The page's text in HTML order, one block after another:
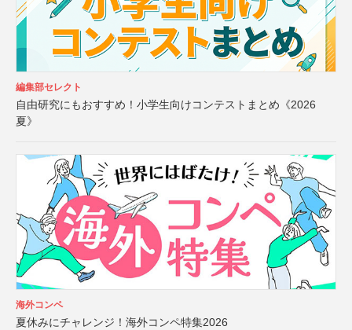
編集部セレクト
自由研究にもおすすめ！小学生向けコンテストまとめ《2026
夏》
海外コンペ
夏休みにチャレンジ！海外コンペ特集2026